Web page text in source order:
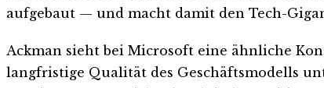
aufgebaut — und macht damit den Tech-
Ackman sieht bei Microsoft eine ähnliche
langfristige Qualität des Geschäftsmodells